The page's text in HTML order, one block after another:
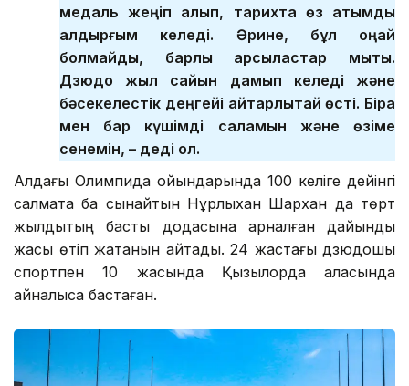
медаль жеңіп алып, тарихта өз атымды
қалдырғым келеді. Әрине, бұл оңай
болмайды, барлық қарсыластар мықты.
Дзюдо жыл сайын дамып келеді және
бәсекелестік деңгейі айтарлықтай өсті. Бірақ
мен бар күшімді саламын және өзіме
сенемін, – деді ол.
Алдағы Олимпида ойындарында 100 келіге дейінгі
салмақта бақ сынайтын Нұрлыхан Шархан да төрт
жылдықтың басты додасына арналған дайындық
жақсы өтіп жатқанын айтады. 24 жастағы дзюдошы
спортпен 10 жасында Қызылорда қаласында
айналыса бастаған.